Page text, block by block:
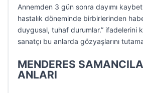
Annemden 3 gün sonra dayımı
hastalık döneminde birbirlerinden
duygusal, tuhaf durumlar.” ifadelerini
sanatçı bu anlarda gözyaşlarını
MENDERES
ANLARI